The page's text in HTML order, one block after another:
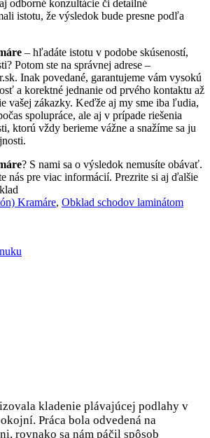
odborné konzultácie či detailné
istotu, že výsledok bude presne podľa
– hľadáte istotu v podobe skúseností,
Potom ste na správnej adrese –
Inak povedané, garantujeme vám vysokú
a korektné jednanie od prvého kontaktu až
vašej zákazky. Keďže aj my sme iba ľudia,
spolupráce, ale aj v prípade riešenia
ktorú vždy berieme vážne a snažíme sa ju
? S nami sa o výsledok nemusíte obávať.
nás pre viac informácií. Prezrite si aj ďalšie
Kramáre, Obklad schodov laminátom
kladenie plávajúcej podlahy v
Práca bola odvedená na
rovnako sa nám páčil spôsob